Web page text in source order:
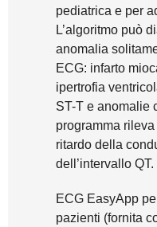
pediatrica e per
L’algoritmo può
anomalia
ECG: infarto
ipertrofia
ST-T e anomalie
programma
ritardo della
dell’intervallo QT.
ECG EasyApp
pazienti (fornita